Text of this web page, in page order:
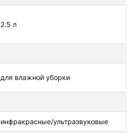
2.5 л
для влажной уборки
инфракрасные/ультразвуковые